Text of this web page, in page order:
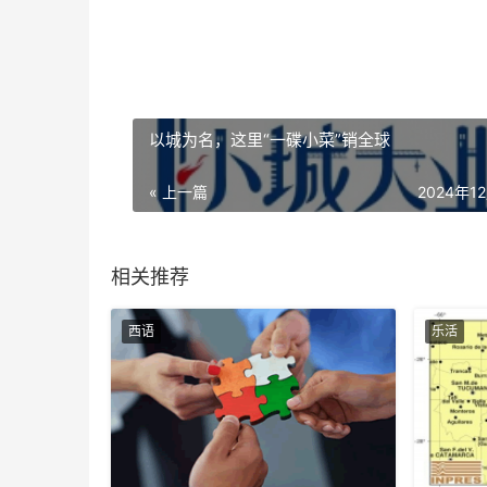
以城为名，这里“一碟小菜”销全球
« 上一篇 2024年
相关推荐
西语 乐活